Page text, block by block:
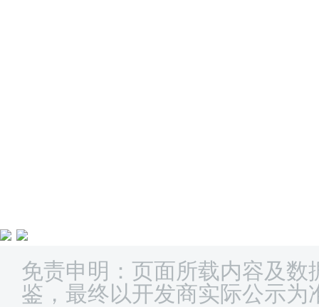
免责申明：页面所载内容及数
鉴，最终以开发商实际公示为